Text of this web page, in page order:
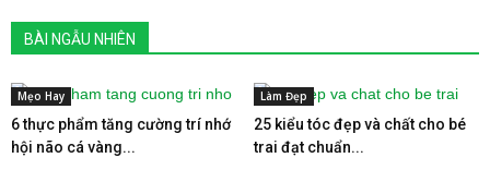
BÀI NGẪU NHIÊN
Mẹo Hay
6 thực phẩm tăng cường trí nhớ
hội não cá vàng...
Làm Đẹp
25 kiểu tóc đẹp và chất cho bé
trai đạt chuẩn...